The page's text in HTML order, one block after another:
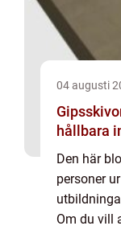
04 augusti
Gipsskivor grunden i
hållbara
Den här
personer
Om du vill